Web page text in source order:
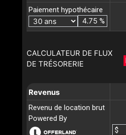
Paiement hypothécaire
%
CALCULATEUR DE FLUX
DE TRÉSORERIE
Revenus
Revenu de location brut
Powered By
$